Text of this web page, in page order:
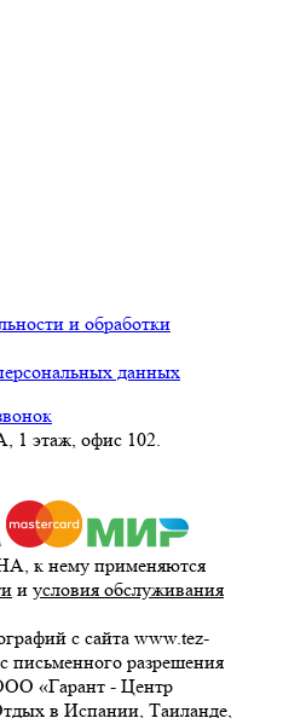
и обработки
данных
1 этаж, офис 102.
к нему применяются
и условия обслуживания
с сайта www.tez-
письменного разрешения
«Гарант - Центр
в Испании, Таиланде,